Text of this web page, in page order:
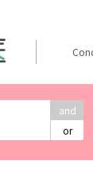
and
or